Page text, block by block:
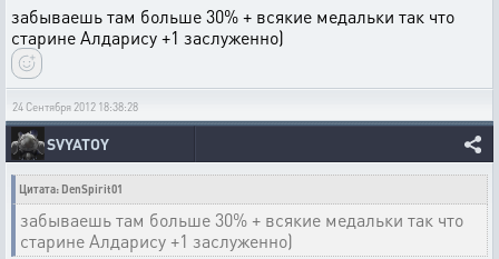
забываешь там больше 30% + всякие медальки так что
старине Алдарису +1 заслуженно)
24 Сентября 2012 18:38:28
SVYATOY
Цитата: DenSpirit01
забываешь там больше 30% + всякие медальки так что
старине Алдарису +1 заслуженно)